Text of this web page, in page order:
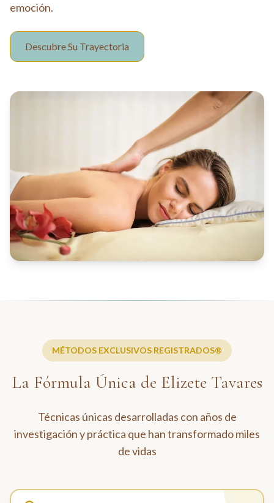
emoción.
Descubre Su Trayectoria
MÉTODOS EXCLUSIVOS REGISTRADOS®
La Fórmula Única de Elizete Tavares
Técnicas únicas desarrolladas con años de
investigación y práctica que han transformado miles
de vidas